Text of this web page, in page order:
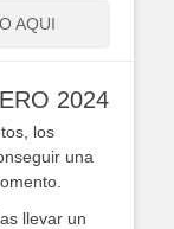
AQUI
2024
los
una
llevar un